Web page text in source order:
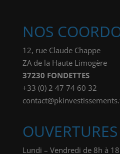
NOS
12, rue Claude Chappe
ZA de la Haute Limogère
37230 FONDETTES
+33 (0) 2 47 74 60 32
Lundi – Vendredi de 8h à